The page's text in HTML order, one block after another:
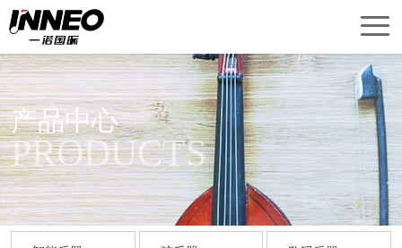
首
页
产
品
中
心
关
于
我
们
新
闻
中
销
售
技
产品中心
PRODUCTS